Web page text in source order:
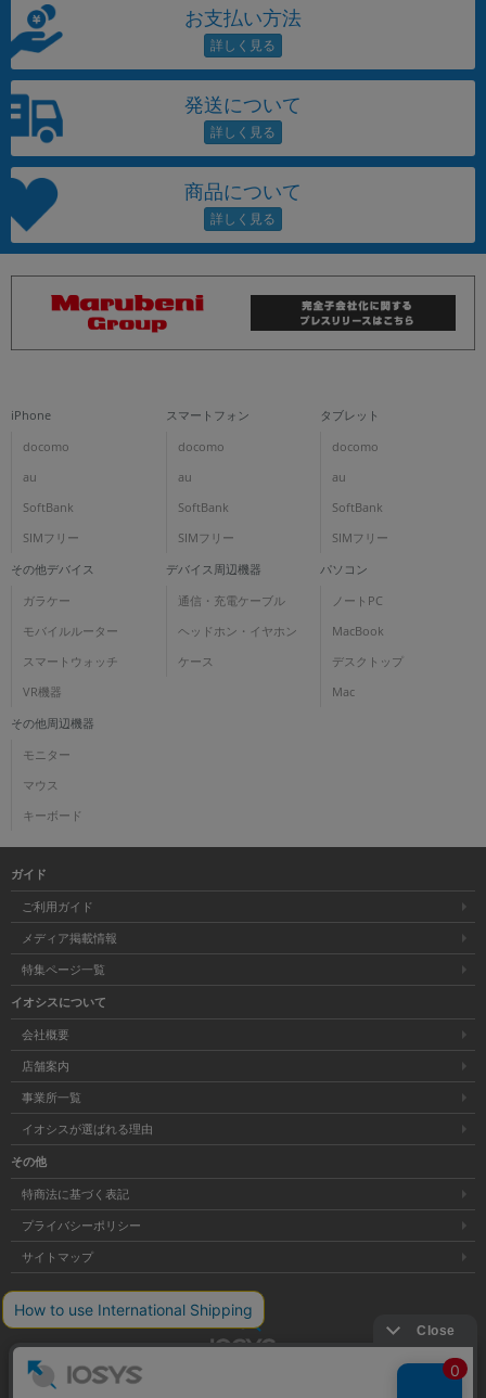
お支払い方法
発送について
商品について
iPhone
docomo
au
SoftBank
SIMフリー
スマートフォン
docomo
au
SoftBank
SIMフリー
タブレット
docomo
au
SoftBank
SIMフリー
その他デバイス
ガラケー
モバイルルーター
スマートウォッチ
VR機器
デバイス周辺機器
通信・充電ケーブル
ヘッドホン・イヤホン
ケース
パソコン
ノートPC
MacBook
デスクトップ
Mac
その他周辺機器
モニター
マウス
キーボード
ガイド
ご利用ガイド
メディア掲載情報
特集ページ一覧
イオシスについて
会社概要
店舗案内
事業所一覧
イオシスが選ばれる理由
その他
特商法に基づく表記
プライバシーポリシー
サイトマップ
大阪府公安委員会発行 古物商許可証 第621121002176号